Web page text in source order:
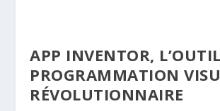
APP INVENTOR,
PROGRAMMATION
RÉVOLUTIONNAIRE